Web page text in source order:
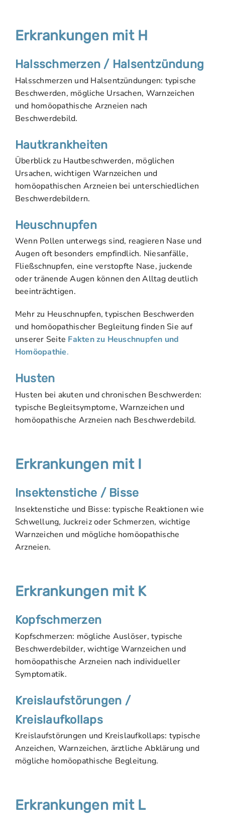
Erkrankungen mit H
Halsschmerzen / Halsentzündung
Halsschmerzen und Halsentzündungen: typische
Beschwerden, mögliche Ursachen, Warnzeichen
und homöopathische Arzneien nach
Beschwerdebild.
Hautkrankheiten
Überblick zu Hautbeschwerden, möglichen
Ursachen, wichtigen Warnzeichen und
homöopathischen Arzneien bei unterschiedlichen
Beschwerdebildern.
Heuschnupfen
Wenn Pollen unterwegs sind, reagieren Nase und
Augen oft besonders empfindlich. Niesanfälle,
Fließschnupfen, eine verstopfte Nase, juckende
oder tränende Augen können den Alltag deutlich
beeinträchtigen.
Mehr zu Heuschnupfen, typischen Beschwerden
und homöopathischer Begleitung finden Sie auf
unserer Seite Fakten zu Heuschnupfen und
Homöopathie.
Husten
Husten bei akuten und chronischen Beschwerden:
typische Begleitsymptome, Warnzeichen und
homöopathische Arzneien nach Beschwerdebild.
Erkrankungen mit I
Insektenstiche / Bisse
Insektenstiche und Bisse: typische Reaktionen wie
Schwellung, Juckreiz oder Schmerzen, wichtige
Warnzeichen und mögliche homöopathische
Arzneien.
Erkrankungen mit K
Kopfschmerzen
Kopfschmerzen: mögliche Auslöser, typische
Beschwerdebilder, wichtige Warnzeichen und
homöopathische Arzneien nach individueller
Symptomatik.
Kreislaufstörungen /
Kreislaufkollaps
Kreislaufstörungen und Kreislaufkollaps: typische
Anzeichen, Warnzeichen, ärztliche Abklärung und
mögliche homöopathische Begleitung.
Erkrankungen mit L